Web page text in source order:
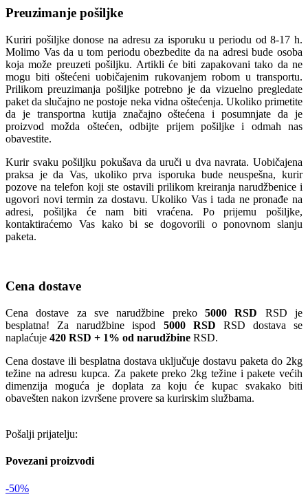
Preuzimanje pošiljke
Kuriri pošiljke donose na adresu za isporuku u periodu od 8-17 h.
Molimo Vas da u tom periodu obezbedite da na adresi bude osoba
koja može preuzeti pošiljku. Artikli će biti zapakovani tako da ne
mogu biti oštećeni uobičajenim rukovanjem robom u transportu.
Prilikom preuzimanja pošiljke potrebno je da vizuelno pregledate
paket da slučajno ne postoje neka vidna oštećenja. Ukoliko primetite
da je transportna kutija značajno oštećena i posumnjate da je
proizvod možda oštećen, odbijte prijem pošiljke i odmah nas
obavestite.
Kurir svaku pošiljku pokušava da uruči u dva navrata. Uobičajena
praksa je da Vas, ukoliko prva isporuka bude neuspešna, kurir
pozove na telefon koji ste ostavili prilikom kreiranja narudžbenice i
ugovori novi termin za dostavu. Ukoliko Vas i tada ne pronađe na
adresi, pošiljka će nam biti vraćena. Po prijemu pošiljke,
kontaktiraćemo Vas kako bi se dogovorili o ponovnom slanju
paketa.
Cena dostave
Cena dostave za sve narudžbine preko 5000 RSD RSD je
besplatna! Za narudžbine ispod 5000 RSD RSD dostava se
naplaćuje 420 RSD + 1% od narudžbine RSD.
Cena dostave ili besplatna dostava uključuje dostavu paketa do 2kg
težine na adresu kupca. Za pakete preko 2kg težine i pakete većih
dimenzija moguća je doplata za koju će kupac svakako biti
obavešten nakon izvršene provere sa kurirskim službama.
Pošalji prijatelju:
Povezani proizvodi
-50%